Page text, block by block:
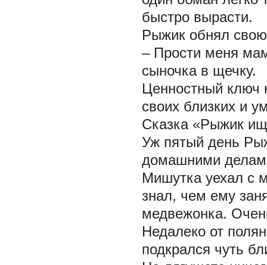
быстро вырасти.
Рыжик обнял
– Прости меня
сыночка в щечку.
Ценностный ключ
своих близких и
Сказка «Рыжик
Уж пятый день
домашними
Мишутка уехал с
знал, чем ему
медвежонка.
Недалеко от
подкрался чуть